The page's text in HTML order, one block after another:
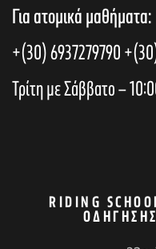
Για ατομικά μαθήματα:
+(30) 6937279790
Τρίτη με Σάββατο –
RIDING